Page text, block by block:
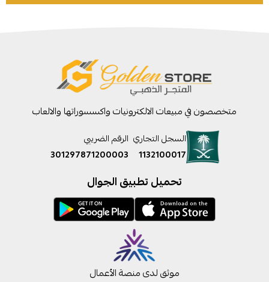
متخصصون في مبيعات الالكترونيات واكسسوراتها والالعاب
السجل التجاري
1132100017
الرقم الضريبي
301297871200003
تحميل تطبيق الجوال
موثق لدى منصة الأعمال